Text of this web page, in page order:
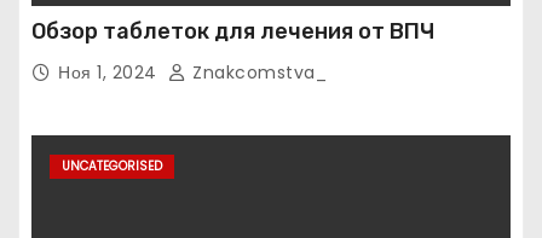
Обзор таблеток для лечения от ВПЧ
Ноя 1, 2024 Znakcomstva_
UNCATEGORISED